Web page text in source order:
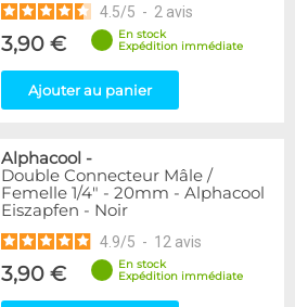
4.5/5 - 2 avis
3,90 €
En stock
Expédition immédiate
Ajouter au panier
Alphacool -
Double Connecteur Mâle /
Femelle 1/4" - 20mm - Alphacool
Eiszapfen - Noir
4.9/5 - 12 avis
3,90 €
En stock
Expédition immédiate